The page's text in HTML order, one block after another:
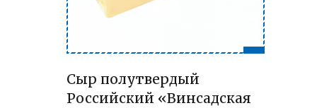
Сыр полутвердый
Российский «Винсадская